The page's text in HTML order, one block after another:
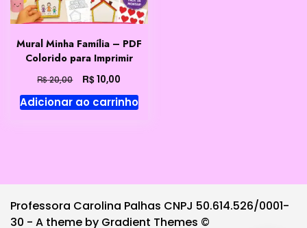
Mural Minha Família – PDF
Colorido para Imprimir
R$20,00
preço
original
R$10,00
preço
atual
Adicionar ao carrinho
Professora Carolina Palhas CNPJ 50.614.526/0001-
30 - A theme by Gradient Themes ©